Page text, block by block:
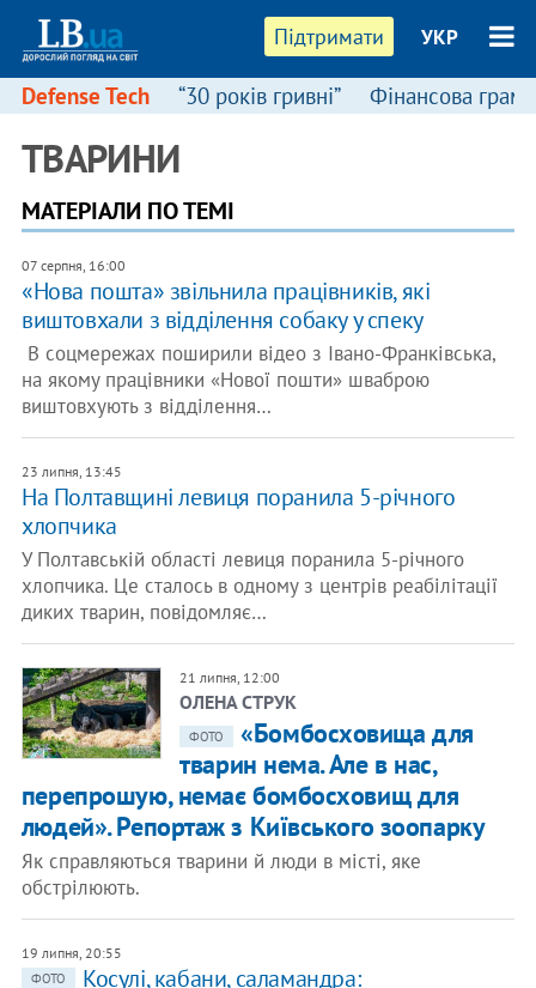
Підтримати УКР
Defense Tech “30 років гривні” Фінансова
ТВАРИНИ
МАТЕРІАЛИ ПО ТЕМІ
07 серпня, 16:00
«Нова пошта» звільнила працівників, які
виштовхали з відділення собаку у спеку
В соцмережах поширили відео з Івано-Франківська,
на якому працівники «Нової пошти» шваброю
виштовхують з відділення…
23 липня, 13:45
На Полтавщині левиця поранила 5-річного
хлопчика
У Полтавській області левиця поранила 5-річного
хлопчика. Це сталось в одному з центрів реабілітації
диких тварин, повідомляє…
21 липня, 12:00
ОЛЕНА СТРУК
ФОТО
«Бомбосховища для
тварин нема. Але в нас,
перепрошую, немає бомбосховищ для
людей». Репортаж з Київського зоопарку
Як справляються тварини й люди в місті, яке
обстрілюють.
19 липня, 20:55
ФОТО
​Косулі, кабани, саламандра: